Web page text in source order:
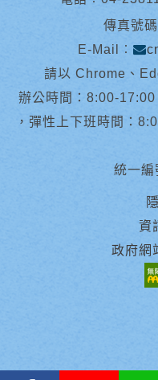
傳真號
E-Mail︰
請以 Chrome、
辦公時間：8:00-
，彈性上下班時間：
統一
資
政府網